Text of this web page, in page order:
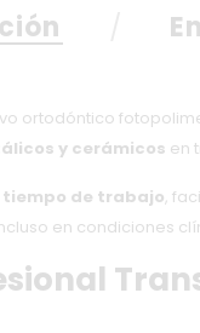
ortodóntico
y cerámicos en
de trabajo,
en condiciones